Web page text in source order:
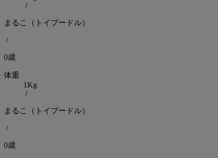
/
まるこ（トイプードル）
/
0歳
体重
1Kg
/
まるこ（トイプードル）
/
0歳